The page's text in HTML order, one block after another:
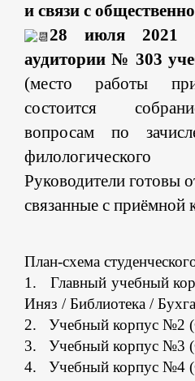
и связи с
28 июля 2021
аудитории № 303
(место работы
состоится
вопросам по
Руководители готовы
связанные с приёмной
План-схема
1. Главный учебный
Иняз / Библиотека /
2. Учебный корпус
3. Учебный корпус №3
4. Учебный корпус №4